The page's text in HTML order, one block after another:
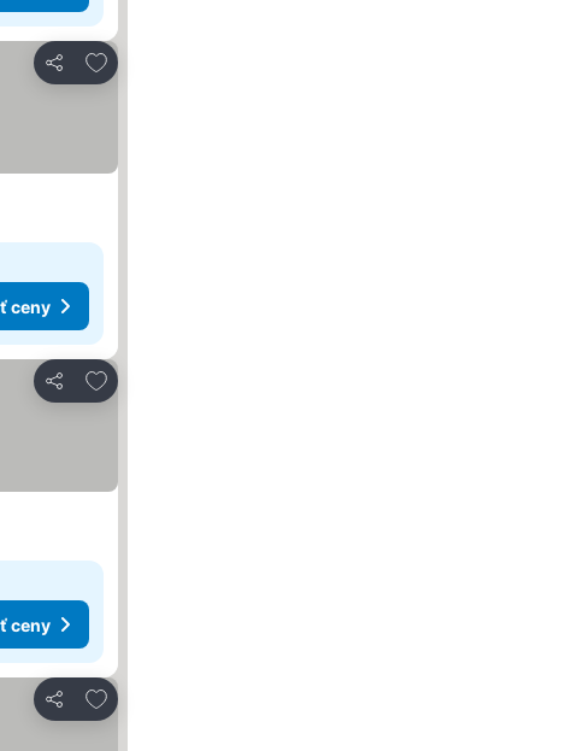
Zdieľať
Pridať do obľúbených
ceny
Zdieľať
Pridať do obľúbených
ceny
Zdieľať
Pridať do obľúbených